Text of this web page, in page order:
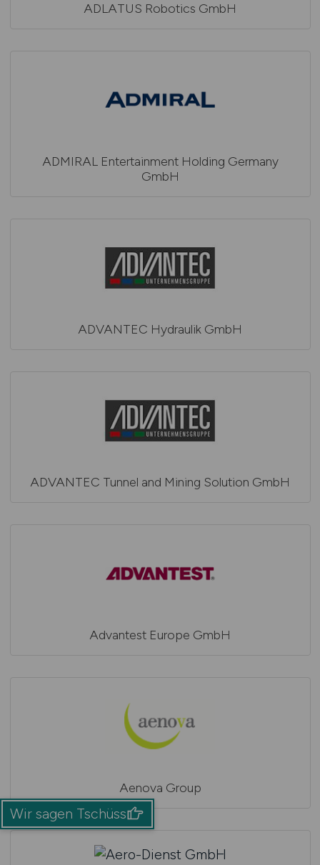
ADLATUS Robotics GmbH
ADMIRAL Entertainment Holding Germany
GmbH
ADVANTEC Hydraulik GmbH
ADVANTEC Tunnel and Mining Solution GmbH
Advantest Europe GmbH
Aenova Group
Wir sagen Tschüss